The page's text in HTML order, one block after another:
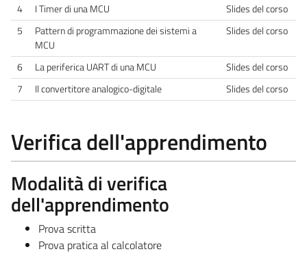
4
I Timer di una MCU
Slides del corso
5
Pattern di programmazione dei sistemi a
MCU
Slides del corso
6 La periferica UART di una MCU
Slides del corso
7
Il convertitore analogico-digitale Slides del corso
Verifica dell'apprendimento
Modalità di verifica
dell'apprendimento
Prova scritta
Prova pratica al calcolatore